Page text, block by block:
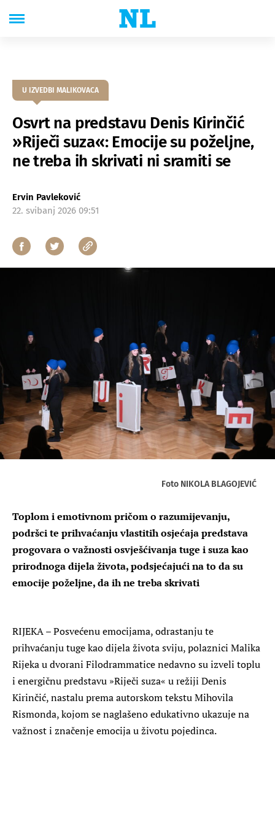
U IZVEDBI MALIKOVACA
Osvrt na predstavu Denis Kirinčić
»Riječi suza«: Emocije su poželjne,
ne treba ih skrivati ni sramiti se
Ervin Pavleković
22. svibanj 2026 09:51
Foto NIKOLA BLAGOJEVIĆ
Toplom i emotivnom pričom o razumijevanju,
podršci te prihvaćanju vlastitih osjećaja predstava
progovara o važnosti osvješćivanja tuge i suza kao
prirodnoga dijela života, podsjećajući na to da su
emocije poželjne, da ih ne treba skrivati
RIJEKA – Posvećenu emocijama, odrastanju te
prihvaćanju tuge kao dijela života sviju, polaznici Malika
Rijeka u dvorani Filodrammatice nedavno su izveli toplu
i energičnu predstavu »Riječi suza« u režiji Denis
Kirinčić, nastalu prema autorskom tekstu Mihovila
Rismonda, kojom se naglašeno edukativno ukazuje na
važnost i značenje emocija u životu pojedinca.